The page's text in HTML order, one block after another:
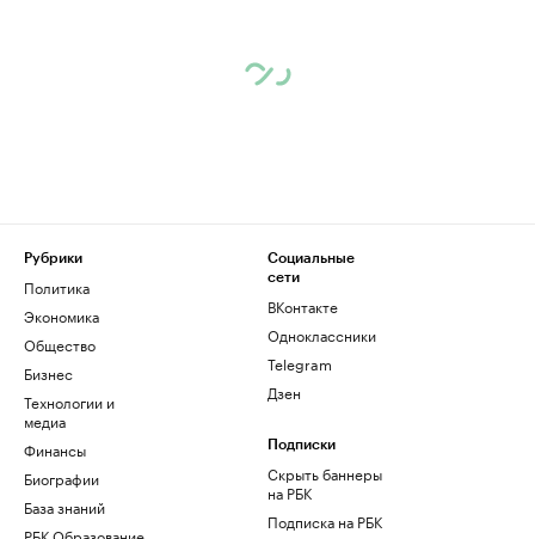
Рубрики
Политика
Экономика
Общество
Бизнес
Технологии и
медиа
Финансы
Биографии
База знаний
Социальные
сети
ВКонтакте
Одноклассники
Telegram
Дзен
Подписки
Скрыть баннеры
на РБК
Подписка на РБК